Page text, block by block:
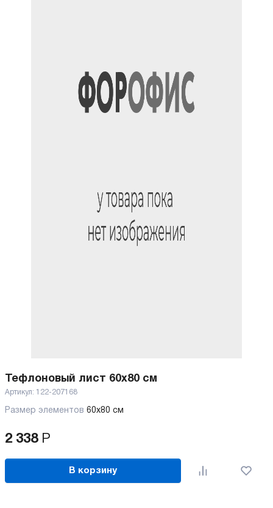
Тефлоновый лист 60x80 см
Артикул: 122-207168
Размер элементов 60х80 см
2 338 Р
В корзину